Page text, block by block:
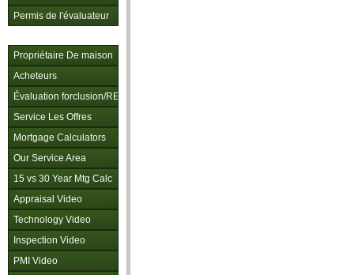
Permis de l'évaluateur
Propriétaire De maison
Acheteurs
Évaluation forclusion/REO
Service Les Offres
Mortgage Calculators
Our Service Area
15 vs 30 Year Mtg Calc
Appraisal Video
Technology Video
Inspection Video
PMI Video